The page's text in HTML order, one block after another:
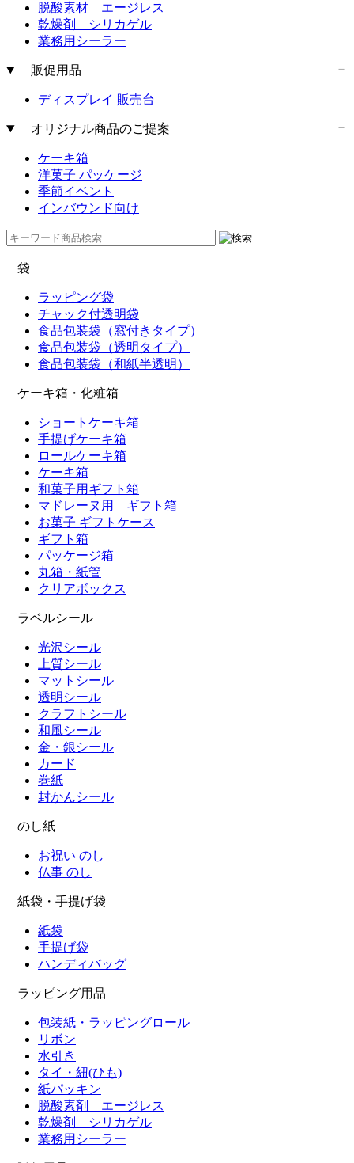
脱酸素材 エージレス
乾燥剤 シリカゲル
業務用シーラー
販促用品
ディスプレイ 販売台
オリジナル商品のご提案
ケーキ箱
洋菓子 パッケージ
季節イベント
インバウンド向け
袋
ラッピング袋
チャック付透明袋
食品包装袋（窓付きタイプ）
食品包装袋（透明タイプ）
食品包装袋（和紙半透明）
ケーキ箱・化粧箱
ショートケーキ箱
手提げケーキ箱
ロールケーキ箱
ケーキ箱
和菓子用ギフト箱
マドレーヌ用 ギフト箱
お菓子 ギフトケース
ギフト箱
パッケージ箱
丸箱・紙管
クリアボックス
ラベルシール
光沢シール
上質シール
マットシール
透明シール
クラフトシール
和風シール
金・銀シール
カード
巻紙
封かんシール
のし紙
お祝い のし
仏事 のし
紙袋・手提げ袋
紙袋
手提げ袋
ハンディバッグ
ラッピング用品
包装紙・ラッピングロール
リボン
水引き
タイ・紐(ひも)
紙パッキン
脱酸素剤 エージレス
乾燥剤 シリカゲル
業務用シーラー